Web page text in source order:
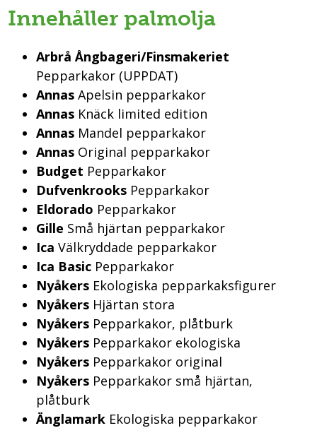
Innehåller palmolja
Arbrå Ångbageri/Finsmakeriet
Pepparkakor (UPPDAT)
Annas Apelsin pepparkakor
Annas Knäck limited edition
Annas Mandel pepparkakor
Annas Original pepparkakor
Budget Pepparkakor
Dufvenkrooks Pepparkakor
Eldorado Pepparkakor
Gille Små hjärtan pepparkakor
Ica Välkryddade pepparkakor
Ica Basic Pepparkakor
Nyåkers Ekologiska pepparkaksfigurer
Nyåkers Hjärtan stora
Nyåkers Pepparkakor, plåtburk
Nyåkers Pepparkakor ekologiska
Nyåkers Pepparkakor original
Nyåkers Pepparkakor små hjärtan,
plåtburk
Änglamark Ekologiska pepparkakor